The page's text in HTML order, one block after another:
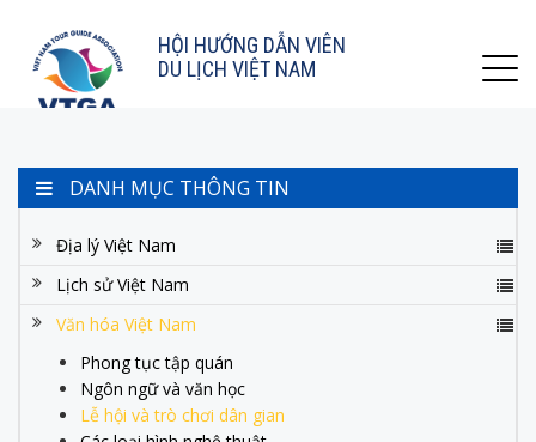
HỘI HƯỚNG DẪN VIÊN
DU LỊCH VIỆT NAM
DANH MỤC THÔNG TIN
Địa lý Việt Nam
Lịch sử Việt Nam
Văn hóa Việt Nam
Phong tục tập quán
Ngôn ngữ và văn học
Lễ hội và trò chơi dân gian